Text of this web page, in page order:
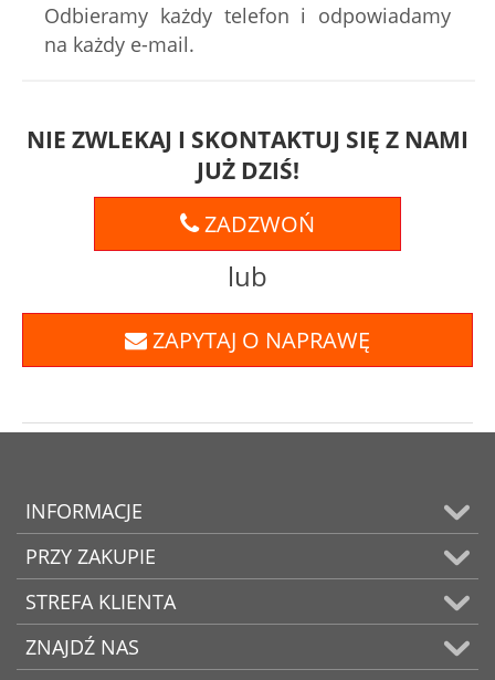
Odbieramy każdy telefon i odpowiadamy
na każdy e-mail.
NIE ZWLEKAJ I SKONTAKTUJ SIĘ Z NAMI
JUŻ DZIŚ!
ZADZWOŃ
lub
ZAPYTAJ O NAPRAWĘ
INFORMACJE
PRZY ZAKUPIE
STREFA KLIENTA
ZNAJDŹ NAS